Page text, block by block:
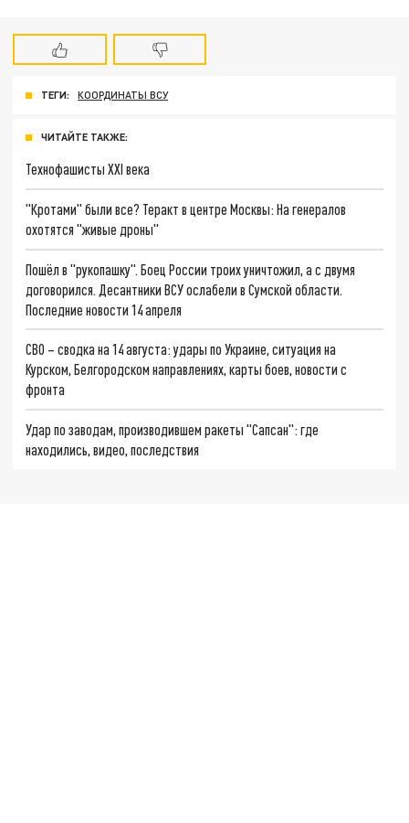
ТЕГИ: КООРДИНАТЫ ВСУ
ЧИТАЙТЕ ТАКЖЕ:
Технофашисты XXI века
"Кротами" были все? Теракт в центре Москвы: На генералов
охотятся "живые дроны"
Пошёл в "рукопашку". Боец России троих уничтожил, а с двумя
договорился. Десантники ВСУ ослабели в Сумской области.
Последние новости 14 апреля
СВО – сводка на 14 августа: удары по Украине, ситуация на
Курском, Белгородском направлениях, карты боев, новости с
фронта
Удар по заводам, производившем ракеты "Сапсан": где
находились, видео, последствия